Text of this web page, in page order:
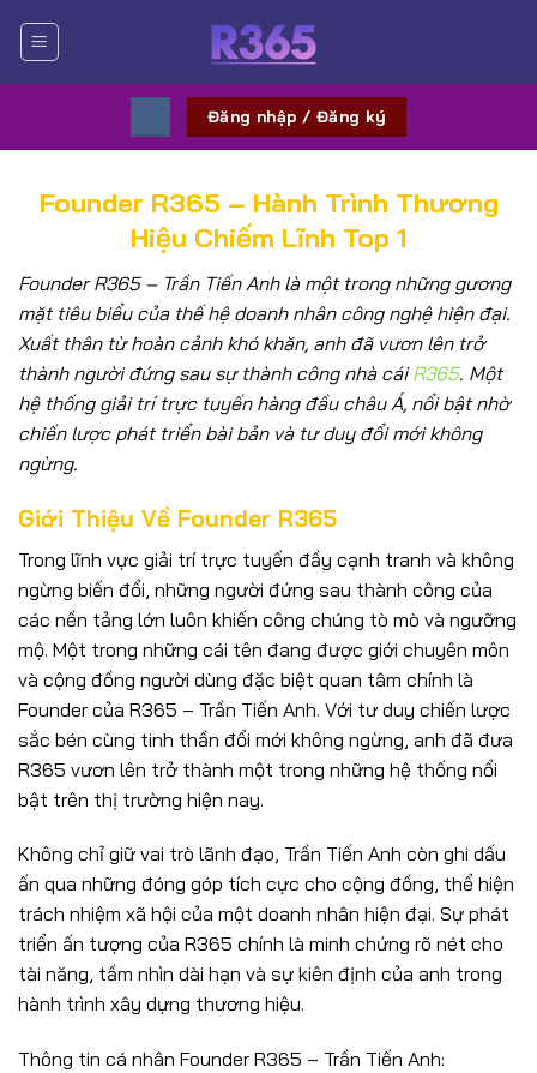
qua
Đăng nhập / Đăng ký
Founder R365 – Hành Trình Thương
Hiệu Chiếm Lĩnh Top 1
Founder R365 – Trần Tiến Anh là một trong những gương
mặt tiêu biểu của thế hệ doanh nhân công nghệ hiện đại.
Xuất thân từ hoàn cảnh khó khăn, anh đã vươn lên trở
thành người đứng sau sự thành công nhà cáiR365. Một
hệ thống giải trí trực tuyến hàng đầu châu Á, nổi bật nhờ
chiến lược phát triển bài bản và tư duy đổi mới không
ngừng.
Giới Thiệu Về Founder R365
Trong lĩnh vực giải trí trực tuyến đầy cạnh tranh và không
ngừng biến đổi, những người đứng sau thành công của
các nền tảng lớn luôn khiến công chúng tò mò và ngưỡng
mộ. Một trong những cái tên đang được giới chuyên môn
và cộng đồng người dùng đặc biệt quan tâm chính là
Founder của R365 – Trần Tiến Anh. Với tư duy chiến lược
sắc bén cùng tinh thần đổi mới không ngừng, anh đã đưa
R365 vươn lên trở thành một trong những hệ thống nổi
bật trên thị trường hiện nay.
Không chỉ giữ vai trò lãnh đạo, Trần Tiến Anh còn ghi dấu
ấn qua những đóng góp tích cực cho cộng đồng, thể hiện
trách nhiệm xã hội của một doanh nhân hiện đại. Sự phát
triển ấn tượng của R365 chính là minh chứng rõ nét cho
tài năng, tầm nhìn dài hạn và sự kiên định của anh trong
hành trình xây dựng thương hiệu.
Thông tin cá nhân Founder R365 – Trần Tiến Anh: